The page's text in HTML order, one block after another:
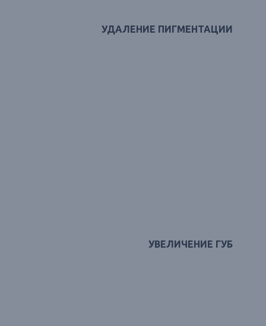
УДАЛЕНИЕ ПИГМЕНТАЦИИ
УВЕЛИЧЕНИЕ ГУБ